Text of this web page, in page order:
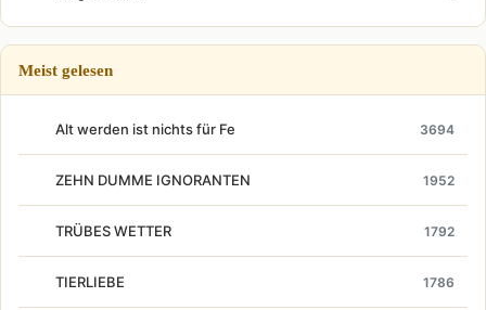
Meist gelesen
Alt werden ist nichts für Fe 3694
ZEHN DUMME IGNORANTEN 1952
TRÜBES WETTER 1792
TIERLIEBE 1786